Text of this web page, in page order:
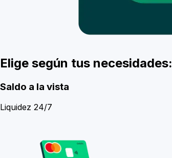
Elige según tus necesidades:
Saldo a la vista
Liquidez 24/7